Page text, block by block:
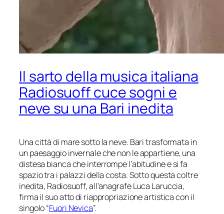
Il sarto della musica italiana
Radiosuoff cuce sogni e
neve su una Bari inedita
Una città di mare sotto la neve. Bari trasformata in
un paesaggio invernale che non le appartiene, una
distesa bianca che interrompe l’abitudine e si fa
spazio tra i palazzi della costa. Sotto questa coltre
inedita, Radiosuoff, all’anagrafe Luca Laruccia,
firma il suo atto di riappropriazione artistica con il
singolo “Fuori Nevica”.